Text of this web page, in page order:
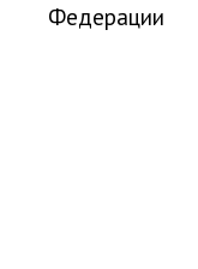
Федерации